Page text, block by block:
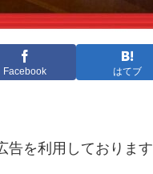
Facebook はてブ
告を利用しております